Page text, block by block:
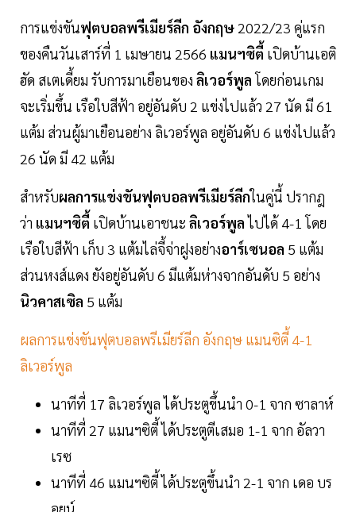
การแข่งขันฟุตบอลพรีเมียร์ลีก อังกฤษ2022/23 คู่แรก
ของคืนวันเสาร์ที่ 1 เมษายน 2566 แมนฯซิตี้ เปิดบ้านเอติ
ฮัด สเตเดี้ยม รับการมาเยือนของ ลิเวอร์พูลโดยก่อนเกม
จะเริ่มขึ้น เรือใบสีฟ้า อยู่อันดับ 2 แข่งไปแล้ว 27 นัด มี 61
แต้ม ส่วนผู้มาเยือนอย่าง ลิเวอร์พูล อยู่อันดับ 6 แข่งไปแล้ว
26 นัด มี 42 แต้ม
สำหรับผลการแข่งขันฟุตบอลพรีเมียร์ลีกในคู่นี้ ปรากฎ
ว่า แมนฯซิตี้ เปิดบ้านเอาชนะ ลิเวอร์พูลไปได้ 4-1 โดย
เรือใบสีฟ้า เก็บ 3 แต้มไล่จี้จ่าฝูงอย่างอาร์เซนอล 5 แต้ม
ส่วนหงส์แดง ยังอยู่อันดับ 6 มีแต้มห่างจากอันดับ 5 อย่าง
นิวคาสเซิล 5 แต้ม
ผลการแข่งขันฟุตบอลพรีเมียร์ลีก อังกฤษ แมนซิตี้ 4-1
ลิเวอร์พูล
นาทีที่ 17 ลิเวอร์พูล ได้ประตูขึ้นนำ 0-1 จาก ซาลาห์
นาทีที่ 27 แมนฯซิตี้ ได้ประตูตีเสมอ 1-1 จาก อัลวา
เรซ
นาทีที่ 46 แมนฯซิตี้ ได้ประตูขึ้นนำ 2-1 จาก เดอ บร